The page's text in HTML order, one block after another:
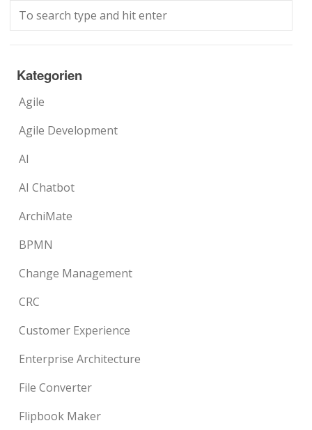
Kategorien
Agile
Agile Development
AI
AI Chatbot
ArchiMate
BPMN
Change Management
CRC
Customer Experience
Enterprise Architecture
File Converter
Flipbook Maker